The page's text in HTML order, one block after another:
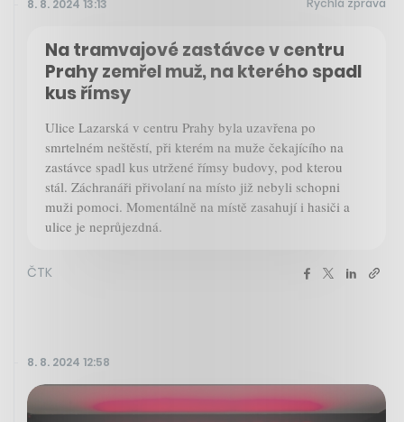
8. 8. 2024 13:13
Na tramvajové zastávce v centru
Prahy zemřel muž, na kterého spadl
kus římsy
Ulice Lazarská v centru Prahy byla uzavřena po
smrtelném neštěstí, při kterém na muže čekajícího na
zastávce spadl kus utržené římsy budovy, pod kterou
stál. Záchranáři přivolaní na místo již nebyli schopni
muži pomoci. Momentálně na místě zasahují i hasiči a
ulice je neprůjezdná.
ČTK
8. 8. 2024 12:58